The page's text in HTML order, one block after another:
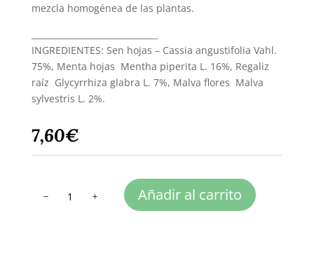
mezcla homogénea de las plantas.
INGREDIENTES: Sen hojas – Cassia angustifolia Vahl.
75%, Menta hojas  Mentha piperita L. 16%, Regaliz
raíz  Glycyrrhiza glabra L. 7%, Malva flores  Malva
sylvestris L. 2%.
7,60€
cantidad
Añadir al carrito